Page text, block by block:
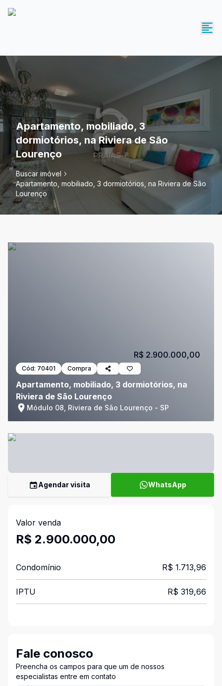
Apartamento, mobiliado, 3
dormiotórios, na Riviera de São
Lourenço
Buscar imóvel
Apartamento, mobiliado, 3 dormiotórios, na Riviera de São
Lourenço
Cód: 70401 Compra
Apartamento, mobiliado, 3 dormiotórios, na
Riviera de São Lourenço
Módulo 08, Riviera de São Lourenço - SP
R$ 2.900.000,00
Agendar visita WhatsApp
Valor venda
R$ 2.900.000,00
Condomínio R$ 1.713,96
IPTU R$ 319,66
Fale conosco
Preencha os campos para que um de nossos
especialistas entre em contato